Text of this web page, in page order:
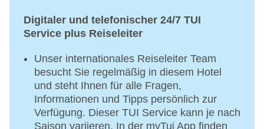
Digitaler und telefonischer 24/7 TUI
Service plus Reiseleiter
Unser internationales Reiseleiter Team
besucht Sie regelmäßig in diesem Hotel
und steht Ihnen für alle Fragen,
Informationen und Tipps persönlich zur
Verfügung. Dieser TUI Service kann je nach
Saison variieren. In der myTui App finden